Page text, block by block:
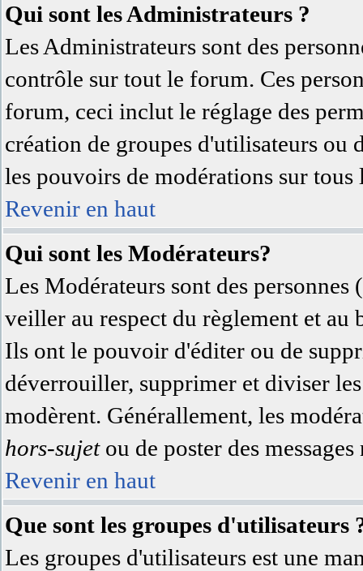
Qui sont les Administrateurs ?
Les Administrateurs sont des
contrôle sur tout le forum. Ces
forum, ceci inclut le réglage des
création de groupes d'utilisateurs ou
les pouvoirs de modérations sur tous
Revenir en haut
Qui sont les Modérateurs?
Les Modérateurs sont des
veiller au respect du règlement et
Ils ont le pouvoir d'éditer ou de
déverrouiller, supprimer et diviser
modèrent. Générallement, les
hors-sujetou de poster des
Revenir en haut
Que sont les groupes d'utilisateurs
Les groupes d'utilisateurs est une